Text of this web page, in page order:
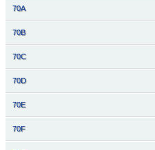
70A
70B
70C
70D
70E
70F